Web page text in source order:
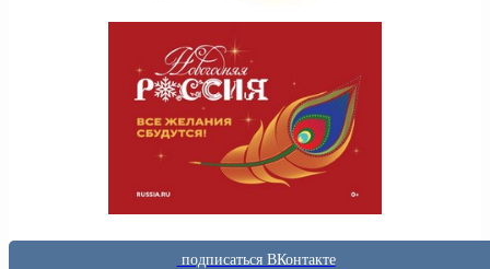
подписаться ВКонтакте